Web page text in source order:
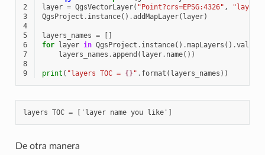
2
layer = QgsVectorLayer( "Point?crs=EPSG:4326" ,
"layer
3
QgsProject . instance() .addMapLayer( layer)
4
5
layers_names =
[]
6
for layer in QgsProject . instance() .mapLayers () .values
7
layers_names .append ( layer. name())
8
9
print ( "layers TOC = {}" . format ( layers_names ))
De otra manera